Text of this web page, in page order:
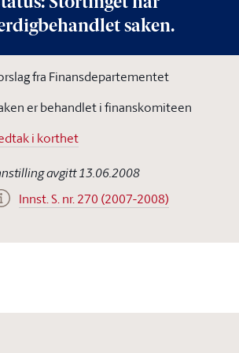
saken.
fra Finansdepartementet
er behandlet i finanskomiteen
i korthet
avgitt 13.06.2008
Innst. S. nr. 270 (2007-2008)